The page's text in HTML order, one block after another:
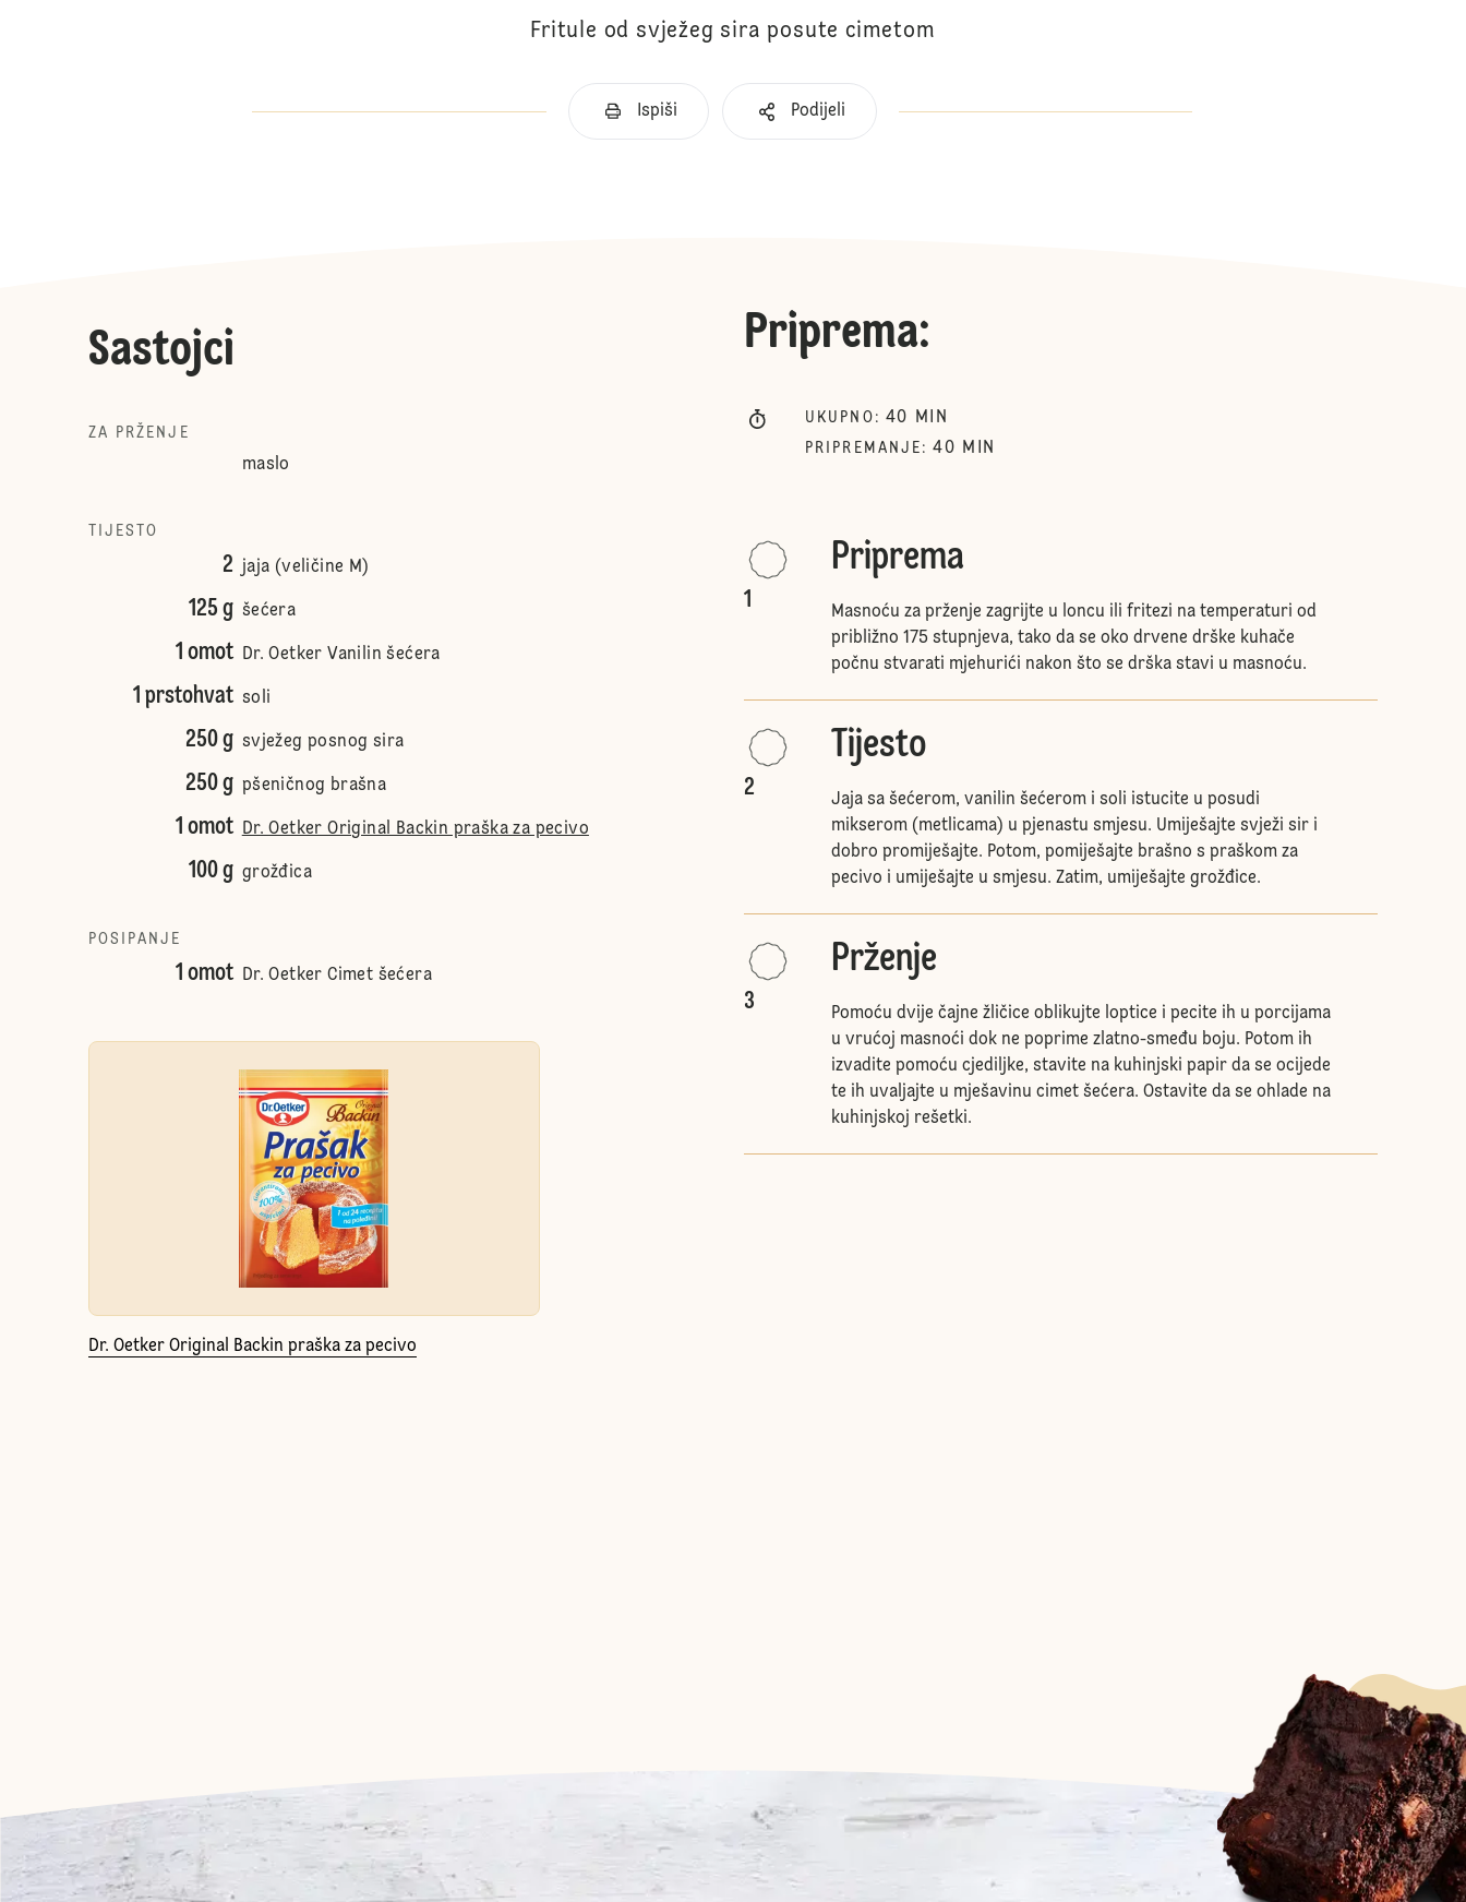
Fritule od svježeg sira posute cimetom
Ispiši Podijeli
Sastojci
ZA PRŽENJE
maslo
TIJESTO
2 jaja (veličine M)
125 g šećera
1 omot Dr. Oetker Vanilin šećera
1 prstohvat soli
250 g svježeg posnog sira
250 g pšeničnog brašna
1 omot Dr. Oetker Original Backin praška za pecivo
100 g grožđica
POSIPANJE
1 omot Dr. Oetker Cimet šećera
Dr. Oetker Original Backin praška za pecivo
Priprema:
UKUPNO : 40 MIN
PRIPREMANJE : 40 MIN
1
Priprema
Masnoću za prženje zagrijte u loncu ili fritezi na temperaturi od
približno 175 stupnjeva, tako da se oko drvene drške kuhače
počnu stvarati mjehurići nakon što se drška stavi u masnoću.
2
Tijesto
Jaja sa šećerom, vanilin šećerom i soli istucite u posudi
mikserom (metlicama) u pjenastu smjesu. Umiješajte svježi sir i
dobro promiješajte. Potom, pomiješajte brašno s praškom za
pecivo i umiješajte u smjesu. Zatim, umiješajte grožđice.
3
Prženje
Pomoću dvije čajne žličice oblikujte loptice i pecite ih u porcijama
u vrućoj masnoći dok ne poprime zlatno-smeđu boju. Potom ih
izvadite pomoću cjediljke, stavite na kuhinjski papir da se ocijede
te ih uvaljajte u mješavinu cimet šećera. Ostavite da se ohlade na
kuhinjskoj rešetki.